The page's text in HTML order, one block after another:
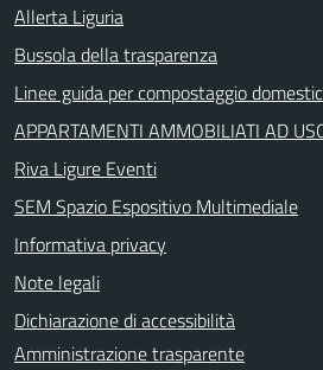
Allerta Liguria
Bussola della trasparenza
Linee guida per compostaggio
APPARTAMENTI AMMOBILIATI AD
Riva Ligure Eventi
SEM Spazio Espositivo Multimediale
Informativa privacy
Note legali
Dichiarazione di accessibilità
Amministrazione trasparente